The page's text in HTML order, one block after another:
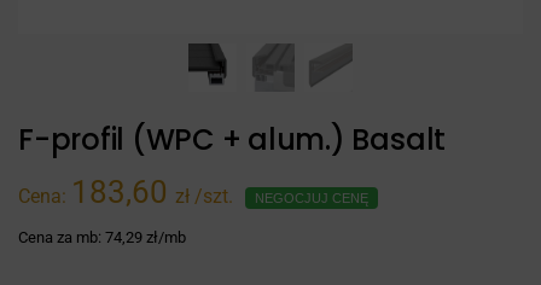
F-profil (WPC + alum.) Basalt
Cena: 183,60 zł /szt. NEGOCJUJ CENĘ
Cena za mb: 74,29 zł/mb